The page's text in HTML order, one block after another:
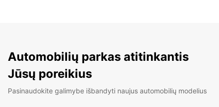
Automobilių parkas atitinkantis
Jūsų poreikius
Pasinaudokite galimybe išbandyti naujus automobilių modelius